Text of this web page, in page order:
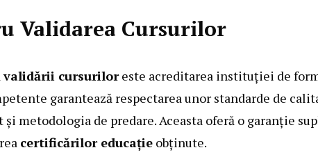
Validarea Cursurilor
validării cursuriloreste acreditarea instituției de
garantează respectarea unor standarde de
metodologia de predare. Aceasta oferă o garanție
certificărilor educație obținute.